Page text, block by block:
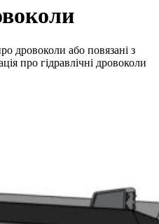
дровоколи або повязані з
про гідравлічні дровоколи